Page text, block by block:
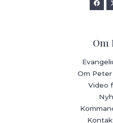
Om
Om
Video